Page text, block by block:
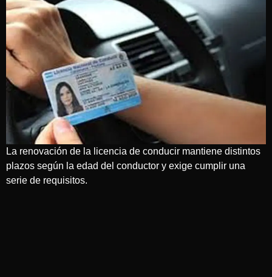
La renovación de la licencia de conducir mantiene distintos
plazos según la edad del conductor y exige cumplir una
serie de requisitos.